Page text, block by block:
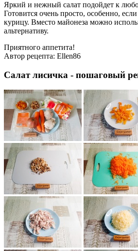
Яркий и нежный салат подойдет к
Готовится очень просто, особенно, если
курицу. Вместо майонеза можно
альтернативу.
Приятного аппетита!
Автор рецепта: Ellen86
Салат лисичка - пошаговый